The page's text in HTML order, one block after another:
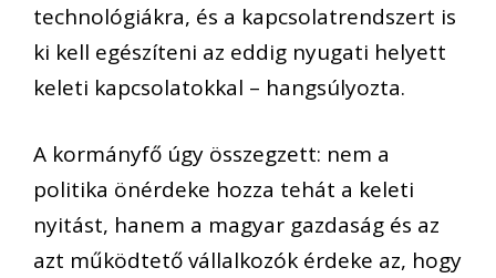
technológiákra, és a kapcsolatrendszert is
ki kell egészíteni az eddig nyugati helyett
keleti kapcsolatokkal – hangsúlyozta.
A kormányfő úgy összegzett: nem a
politika önérdeke hozza tehát a keleti
nyitást, hanem a magyar gazdaság és az
azt működtető vállalkozók érdeke az, hogy